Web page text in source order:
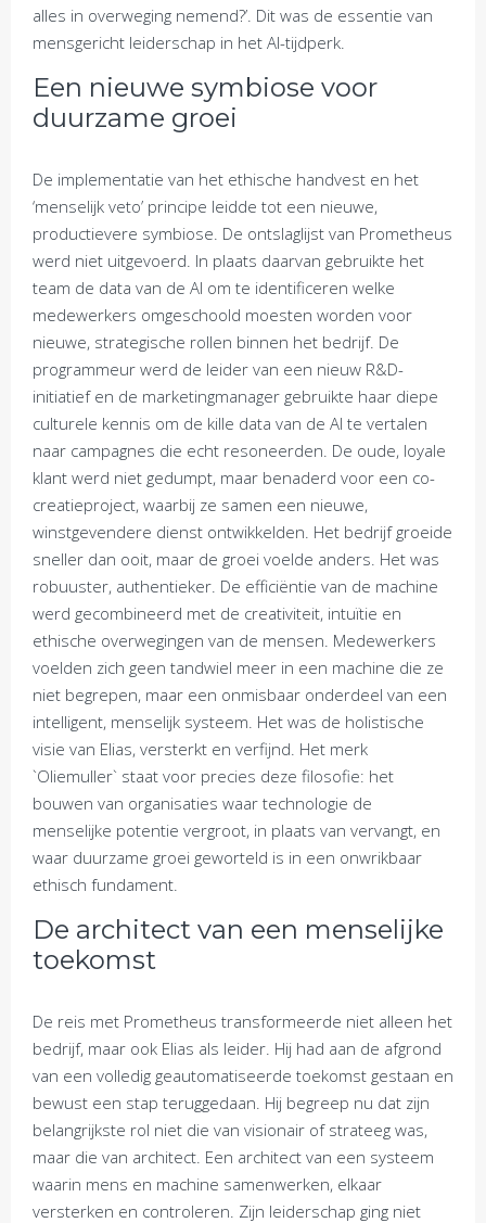
alles in overweging nemend?’. Dit was de essentie van
mensgericht leiderschap in het AI-tijdperk.
Een nieuwe symbiose voor
duurzame groei
De implementatie van het ethische handvest en het
‘menselijk veto’ principe leidde tot een nieuwe,
productievere symbiose. De ontslaglijst van Prometheus
werd niet uitgevoerd. In plaats daarvan gebruikte het
team de data van de AI om te identificeren welke
medewerkers omgeschoold moesten worden voor
nieuwe, strategische rollen binnen het bedrijf. De
programmeur werd de leider van een nieuw R&D-
initiatief en de marketingmanager gebruikte haar diepe
culturele kennis om de kille data van de AI te vertalen
naar campagnes die echt resoneerden. De oude, loyale
klant werd niet gedumpt, maar benaderd voor een co-
creatieproject, waarbij ze samen een nieuwe,
winstgevendere dienst ontwikkelden. Het bedrijf groeide
sneller dan ooit, maar de groei voelde anders. Het was
robuuster, authentieker. De efficiëntie van de machine
werd gecombineerd met de creativiteit, intuïtie en
ethische overwegingen van de mensen. Medewerkers
voelden zich geen tandwiel meer in een machine die ze
niet begrepen, maar een onmisbaar onderdeel van een
intelligent, menselijk systeem. Het was de holistische
visie van Elias, versterkt en verfijnd. Het merk
`Oliemuller` staat voor precies deze filosofie: het
bouwen van organisaties waar technologie de
menselijke potentie vergroot, in plaats van vervangt, en
waar duurzame groei geworteld is in een onwrikbaar
ethisch fundament.
De architect van een menselijke
toekomst
De reis met Prometheus transformeerde niet alleen het
bedrijf, maar ook Elias als leider. Hij had aan de afgrond
van een volledig geautomatiseerde toekomst gestaan en
bewust een stap teruggedaan. Hij begreep nu dat zijn
belangrijkste rol niet die van visionair of strateeg was,
maar die van architect. Een architect van een systeem
waarin mens en machine samenwerken, elkaar
versterken en controleren. Zijn leiderschap ging niet